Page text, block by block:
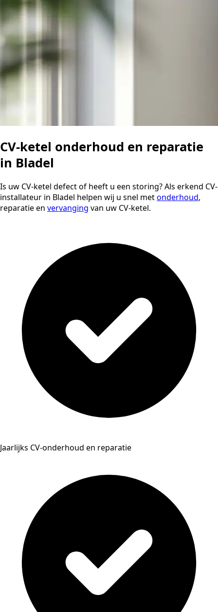
CV-ketel onderhoud en reparatie
in Bladel
Is uw CV-ketel defect of heeft u een storing? Als erkend CV-
installateur in Bladel helpen wij u snel metonderhoud,
reparatie en vervanging van uw CV-ketel.
Jaarlijks CV-onderhoud en reparatie